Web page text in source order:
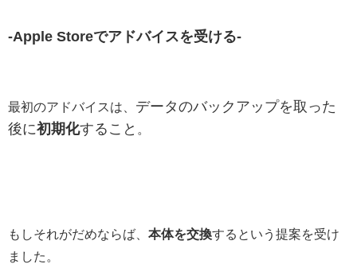
‐Apple Storeでアドバイスを受ける‐
最初のアドバイスは、 データのバックアップを取った
後に初期化すること 。
もしそれがだめならば、 本体を交換するという提案を受け
ました。